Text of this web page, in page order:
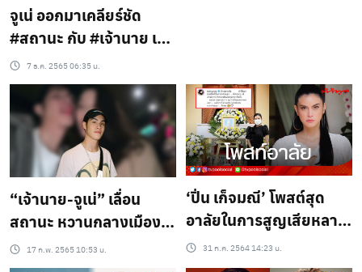
จูเน่ ออกมาเคลียร์ชัด
#สถานะ กับ #เจ้านาย เป็น
แบบนี้(ชมคลิป)
7 ธ.ค. 2565 06:35 น.
“เจ้านาย-จูเน่​” เลื่อน
สถานะ​ หวานกลางเมือง
ลอนดอน!!
17 ก.พ. 2565 10:53 น.
‘ปิ่น เก็จมณี’ โพสต์สุด
อาลัยในการสูญเสียหลาน
“ไปเจอกันเล่นกันบน
สวรรค์นะ”
31 ก.ค. 2564 14:23 น.